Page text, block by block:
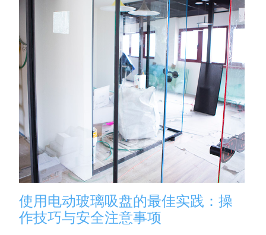
使用电动玻璃吸盘的最佳实践：操
作技巧与安全注意事项